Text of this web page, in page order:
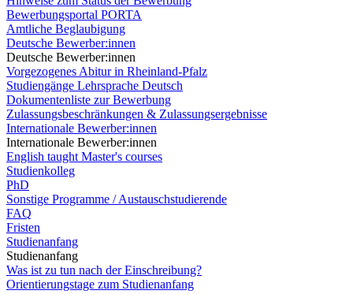
Bewerbungsportal PORTA
Amtliche Beglaubigung
Deutsche Bewerber:innen
Deutsche Bewerber:innen
Vorgezogenes Abitur in Rheinland-Pfalz
Studiengänge Lehrsprache Deutsch
Dokumentenliste zur Bewerbung
Zulassungsbeschränkungen & Zulassungsergebnisse
Internationale Bewerber:innen
Internationale Bewerber:innen
English taught Master's courses
Studienkolleg
PhD
Sonstige Programme / Austauschstudierende
FAQ
Fristen
Studienanfang
Studienanfang
Was ist zu tun nach der Einschreibung?
Orientierungstage zum Studienanfang